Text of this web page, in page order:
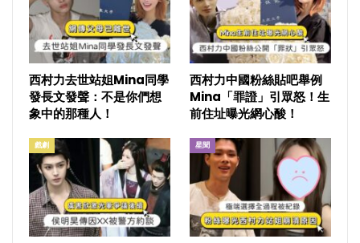
西村力去世站姐Mina同學
發長文發聲：不是你們想
象中的那種人！
西村力中國粉絲貼吧舉例
Mina「罪證」引眾怒！生
前住址曝光網心酸！
戲劇 星聞